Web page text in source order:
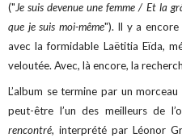
("Je suis devenue une femme / Et la
que je suis moi-même"). Il y a encore
avec la formidable Laëtitia Eïda,
veloutée. Avec, là encore, la
L’album se termine par un
peut-être l’un des meilleurs de
rencontré, interprété par Léonor